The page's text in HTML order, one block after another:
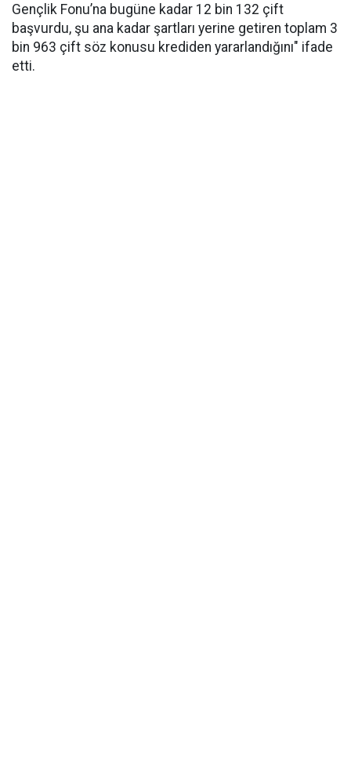
Gençlik Fonu’na bugüne kadar 12 bin 132 çift
başvurdu, şu ana kadar şartları yerine getiren toplam 3
bin 963 çift söz konusu krediden yararlandığını" ifade
etti.